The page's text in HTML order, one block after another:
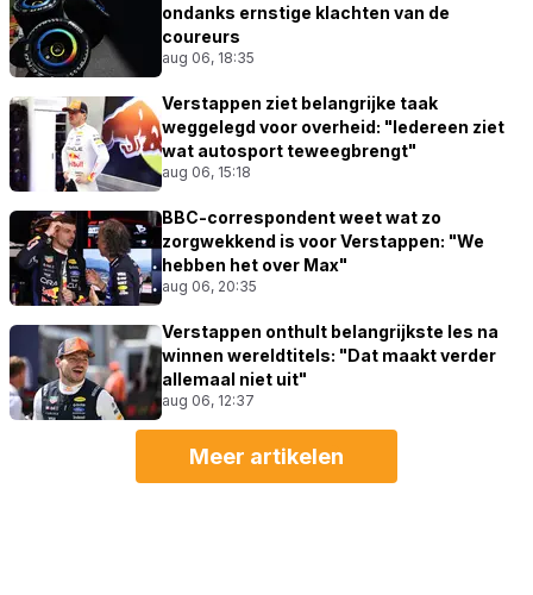
ondanks ernstige klachten van de
coureurs
aug 06, 18:35
Verstappen ziet belangrijke taak
weggelegd voor overheid: "Iedereen ziet
wat autosport teweegbrengt"
aug 06, 15:18
BBC-correspondent weet wat zo
zorgwekkend is voor Verstappen: "We
hebben het over Max"
aug 06, 20:35
Verstappen onthult belangrijkste les na
winnen wereldtitels: "Dat maakt verder
allemaal niet uit"
aug 06, 12:37
Meer artikelen